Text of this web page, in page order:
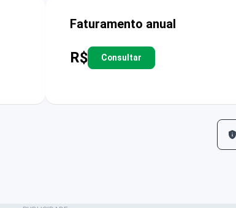
Faturamento anual
R$ Consultar